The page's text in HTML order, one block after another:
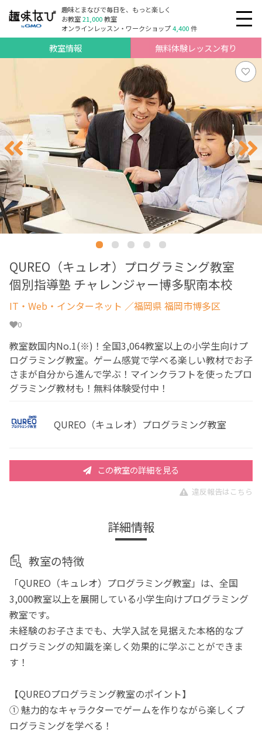
趣味とまなびで毎日を、もっと楽しく
お教室21,000教室
オンラインレッスン・ワークショップ4,400件
教室情報 無料体験レッスン有り
QUREO（キュレオ）プログラミング教室
個別指導塾 チャレンジャー博多駅南本校
IT・Web・インターネット ／福岡県 福岡市博多区
0
教室数国内No.1(※)！全国3,064教室以上の小学生向けプ
ログラミング教室。ゲーム感覚で学べる楽しい教材でお子
さまが自分から進んで学ぶ！マインクラフトを使ったプロ
グラミング教材も！無料体験受付中！
QUREO（キュレオ）プログラミング教室
この教室の詳細を見る
違反報告はこちら
詳細情報
教室の特徴
「QUREO（キュレオ）プログラミング教室」は、全国
3,000教室以上を展開している小学生向けプログラミング
教室です。
未経験のお子さまでも、大学入試を見据えた本格的なプ
ログラミングの知識を楽しく効果的に学ぶことができま
す！
【QUREOプログラミング教室のポイント】
① 魅力的なキャラクターでゲームを作りながら楽しくプ
ログラミングを学べる！